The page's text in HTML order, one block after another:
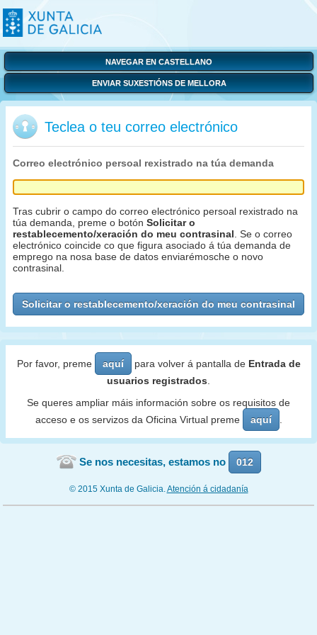
NAVEGAR EN CASTELLANO
ENVIAR SUXESTIÓNS DE MELLORA
Teclea o teu correo electrónico
Correo electrónico persoal rexistrado na túa demanda
Tras cubrir o campo do correo electrónico persoal rexistrado na
túa demanda, preme o botón Solicitar o
restablecemento/xeración do meu contrasinal . Se o correo
electrónico coincide co que figura asociado á túa demanda de
emprego na nosa base de datos enviarémosche o novo
contrasinal.
Por favor, preme aquí para volver á pantalla de Entrada de
usuarios registrados
Se queres ampliar máis información sobre os requisitos de
acceso e os servizos da Oficina Virtual preme
aquí
Se nos necesitas, estamos no 012
© 2015 Xunta de Galicia.Atención á cidadanía